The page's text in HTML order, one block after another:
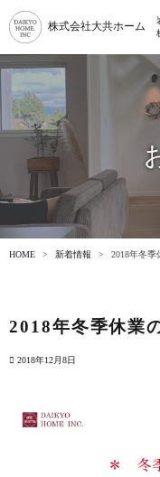
株式会社大共ホーム
HOME 新着情報 2018年冬季
2018年冬季休業
2018年12月8日